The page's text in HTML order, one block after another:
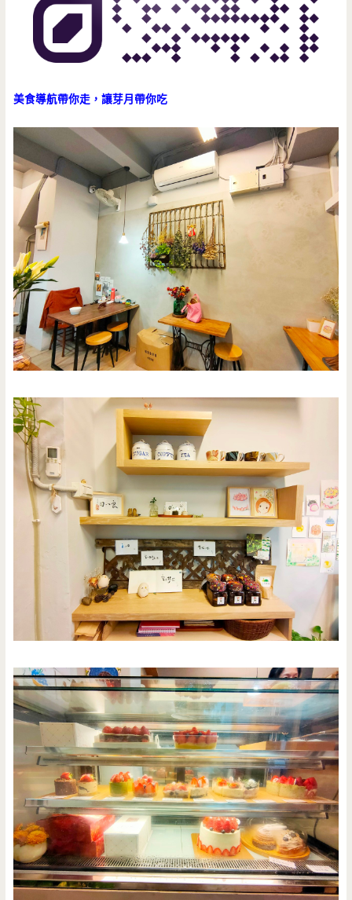
美食導航帶你走，讓芽月帶你吃